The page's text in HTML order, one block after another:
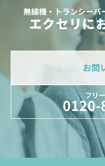
無線機・トランシーバ
エクセリに
お問
フリ
0120-